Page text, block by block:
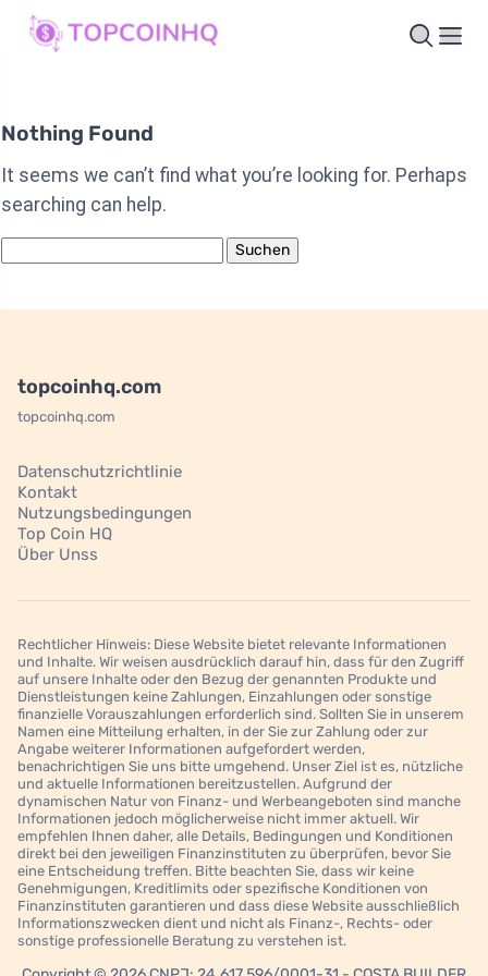
Nothing Found
It seems we can’t find what you’re looking for. Perhaps
searching can help.
topcoinhq.com
topcoinhq.com
Datenschutzrichtlinie
Kontakt
Nutzungsbedingungen
Top Coin HQ
Über Unss
Rechtlicher Hinweis: Diese Website bietet relevante Informationen
und Inhalte. Wir weisen ausdrücklich darauf hin, dass für den Zugriff
auf unsere Inhalte oder den Bezug der genannten Produkte und
Dienstleistungen keine Zahlungen, Einzahlungen oder sonstige
finanzielle Vorauszahlungen erforderlich sind. Sollten Sie in unserem
Namen eine Mitteilung erhalten, in der Sie zur Zahlung oder zur
Angabe weiterer Informationen aufgefordert werden,
benachrichtigen Sie uns bitte umgehend. Unser Ziel ist es, nützliche
und aktuelle Informationen bereitzustellen. Aufgrund der
dynamischen Natur von Finanz- und Werbeangeboten sind manche
Informationen jedoch möglicherweise nicht immer aktuell. Wir
empfehlen Ihnen daher, alle Details, Bedingungen und Konditionen
direkt bei den jeweiligen Finanzinstituten zu überprüfen, bevor Sie
eine Entscheidung treffen. Bitte beachten Sie, dass wir keine
Genehmigungen, Kreditlimits oder spezifische Konditionen von
Finanzinstituten garantieren und dass diese Website ausschließlich
Informationszwecken dient und nicht als Finanz-, Rechts- oder
sonstige professionelle Beratung zu verstehen ist.